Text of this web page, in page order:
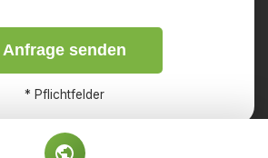
Anfrage senden
* Pflichtfelder